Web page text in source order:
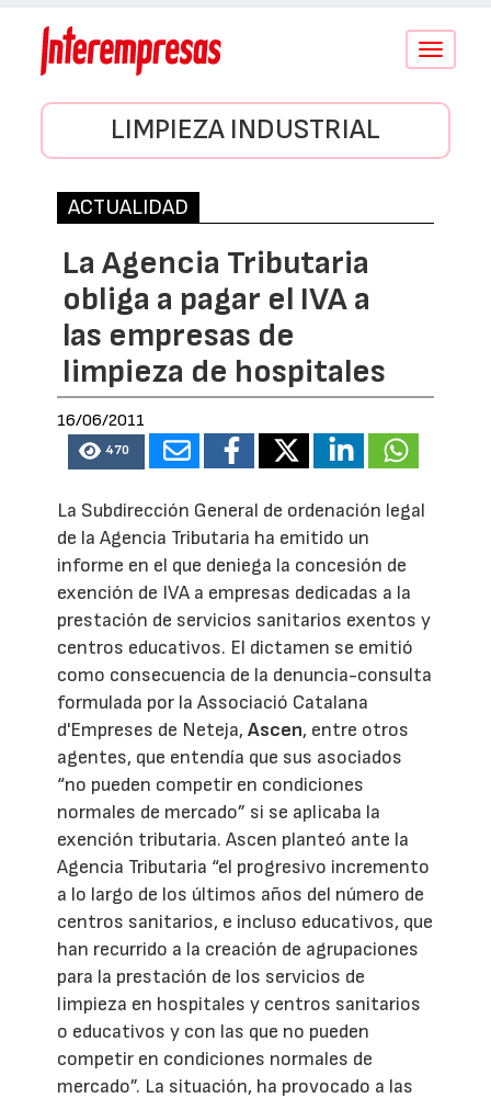
Conmutar
LIMPIEZA INDUSTRIAL
ACTUALIDAD
La Agencia Tributaria
obliga a pagar el IVA a
las empresas de
limpieza de hospitales
16/06/2011
470
La Subdirección General de ordenación legal
de la Agencia Tributaria ha emitido un
informe en el que deniega la concesión de
exención de IVA a empresas dedicadas a la
prestación de servicios sanitarios exentos y
centros educativos. El dictamen se emitió
como consecuencia de la denuncia-consulta
formulada por la Associació Catalana
d'Empreses de Neteja,Ascen, entre otros
agentes, que entendía que sus asociados
“no pueden competir en condiciones
normales de mercado” si se aplicaba la
exención tributaria. Ascen planteó ante la
Agencia Tributaria “el progresivo incremento
a lo largo de los últimos años del número de
centros sanitarios, e incluso educativos, que
han recurrido a la creación de agrupaciones
para la prestación de los servicios de
limpieza en hospitales y centros sanitarios
o educativos y con las que no pueden
competir en condiciones normales de
mercado”. La situación, ha provocado a las